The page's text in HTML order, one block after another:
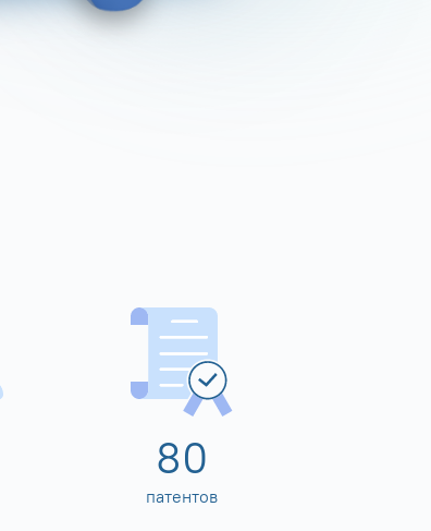
80
патентов